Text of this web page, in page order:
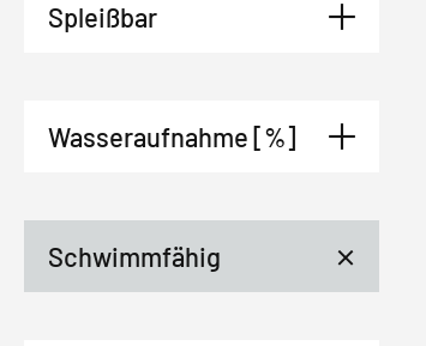
Spleißbar
Wasseraufnahme [%]
Schwimmfähig